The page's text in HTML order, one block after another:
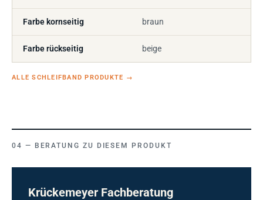
Farbe kornseitig braun
Farbe rückseitig beige
ALLE SCHLEIFBAND PRODUKTE →
BERATUNG ZU DIESEM PRODUKT
Krückemeyer Fachberatung